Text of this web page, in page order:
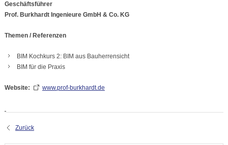
Geschäftsführer
Prof. Burkhardt Ingenieure GmbH & Co. KG
Themen / Referenzen
BIM Kochkurs 2: BIM aus Bauherrensicht
BIM für die Praxis
Website: www.prof-burkhardt.de
Zurück